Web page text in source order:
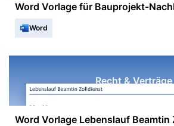
Word Vorlage für Bauprojekt-
Word
Recht & Verträge
Word Vorlage Lebenslauf Beamtin